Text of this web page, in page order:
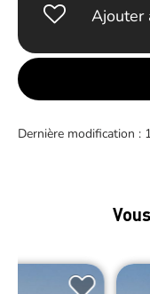
Ajouter
Dernière modification :